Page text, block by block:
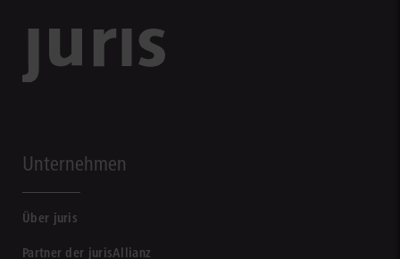
Unternehmen
Über juris
Partner der jurisAllianz